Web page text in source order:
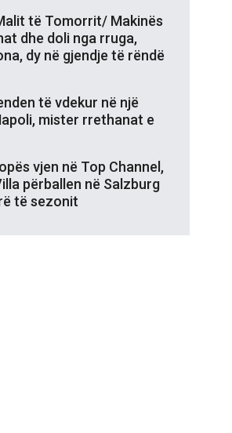
të Tomorrit/ Makinës
dhe doli nga rruga,
dy në gjendje të rëndë
të vdekur në një
mister rrethanat e
vjen në Top Channel,
përballen në Salzburg
të sezonit